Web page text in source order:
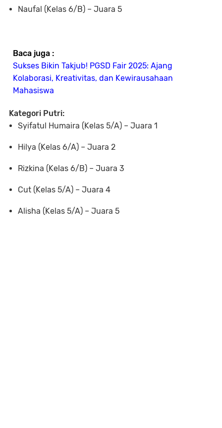
Naufal (Kelas 6/B) – Juara 5
Baca juga :
Sukses Bikin Takjub! PGSD Fair 2025: Ajang
Kolaborasi, Kreativitas, dan Kewirausahaan
Mahasiswa
Kategori Putri:
Syifatul Humaira (Kelas 5/A) – Juara 1
Hilya (Kelas 6/A) – Juara 2
Rizkina (Kelas 6/B) – Juara 3
Cut (Kelas 5/A) – Juara 4
Alisha (Kelas 5/A) – Juara 5